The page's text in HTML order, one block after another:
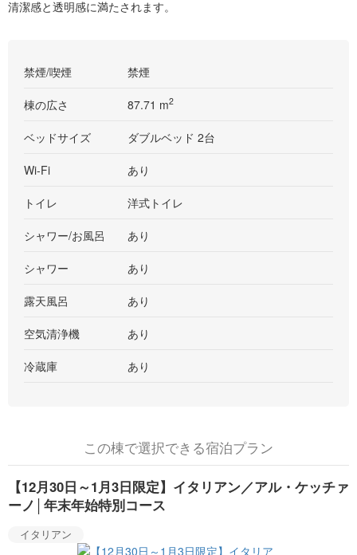
清潔感と透明感に満たされます。
禁煙/喫煙 禁煙
棟の広さ 87.71 m2
ベッドサイズ ダブルベッド 2台
Wi-Fi あり
トイレ 洋式トイレ
シャワー/お風呂 あり
シャワー あり
露天風呂 あり
空気清浄機 あり
冷蔵庫 あり
この棟で選択できる宿泊プラン
【12月30日～1月3日限定】イタリアン／アル・ケッチァ
ーノ│年末年始特別コース
イタリアン